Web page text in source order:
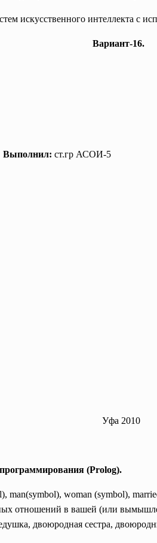
искусственного интеллекта с
Вариант-16.
ст.гр АСОИ-5
Уфа 2010
(Prolog).
man(symbol), woman (symbol),
отношений в вашей (или
двоюродная сестра,